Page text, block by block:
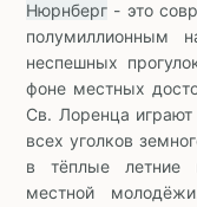
Нюрнберг - это
полумиллионным
неспешных
фоне местных
Св. Лоренца
всех уголков
в тёплые летние
местной